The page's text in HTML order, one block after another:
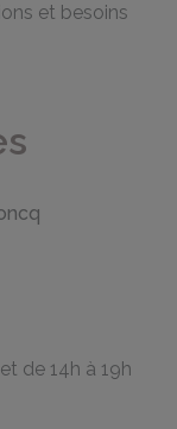
et besoins
de 14h à 19h